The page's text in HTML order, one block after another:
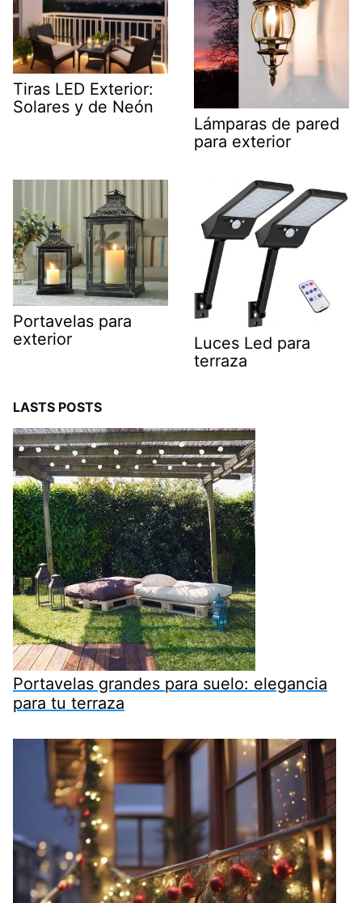
Tiras LED Exterior:
Solares y de Neón
Lámparas de pared
para exterior
Portavelas para
exterior
Luces Led para
terraza
LASTS POSTS
Portavelas grandes para suelo: elegancia
para tu terraza